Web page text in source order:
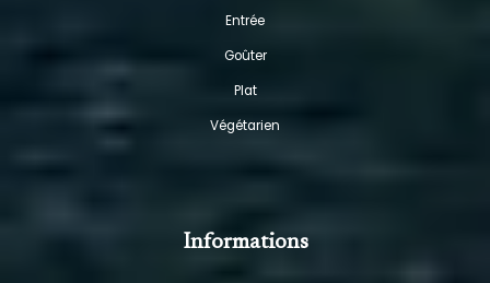
Entrée
Goûter
Plat
Végétarien
Informations